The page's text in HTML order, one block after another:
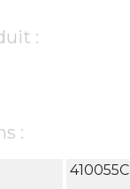
:
:
410055C